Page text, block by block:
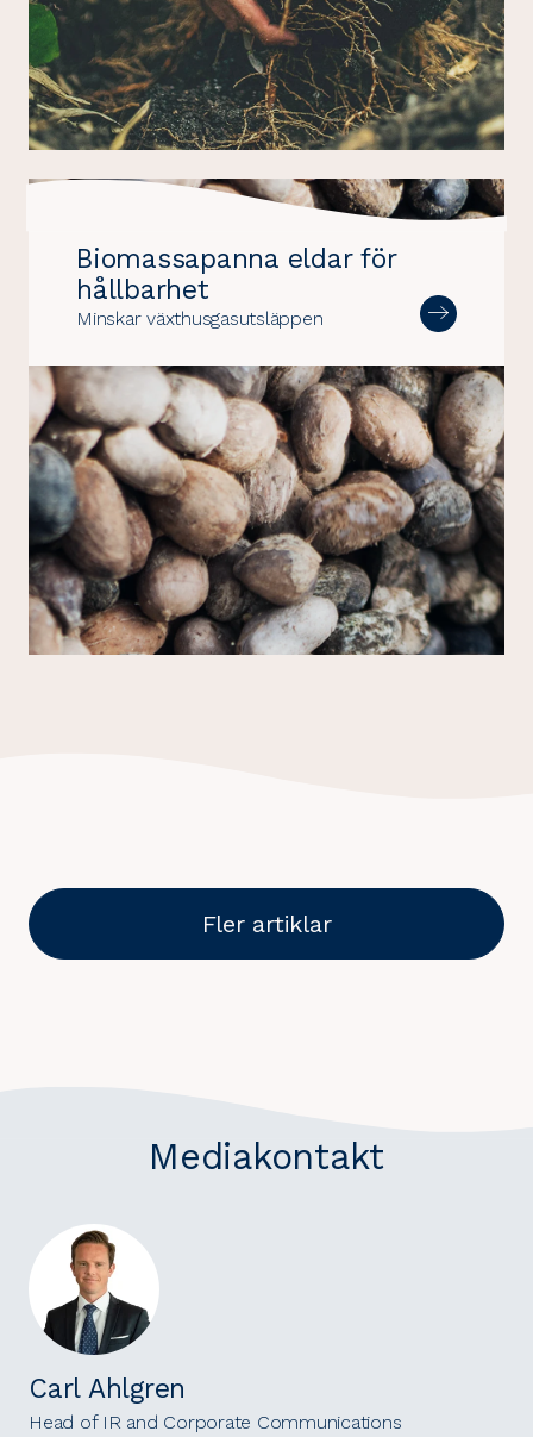
Biomassapanna eldar för
hållbarhet
Minskar växthusgasutsläppen
Fler artiklar
Mediakontakt
Carl Ahlgren
Head of IR and Corporate Communications